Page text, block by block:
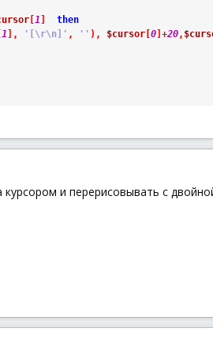
[ 1
then
1 , '[\r\n]' , '' ) , $cursor[ 0] +20,
и перерисовывать с